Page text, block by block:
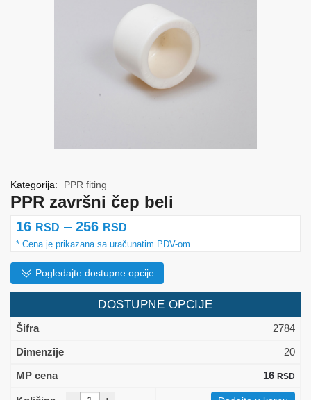
PPR završni čep beli
16 RSD – 256 RSD
cena:
od
16 rsd
do
Pogledajte dostupne opcije
DOSTUPNE OPCIJE
2784
20
16 RSD
Kategorija: PPR fiting